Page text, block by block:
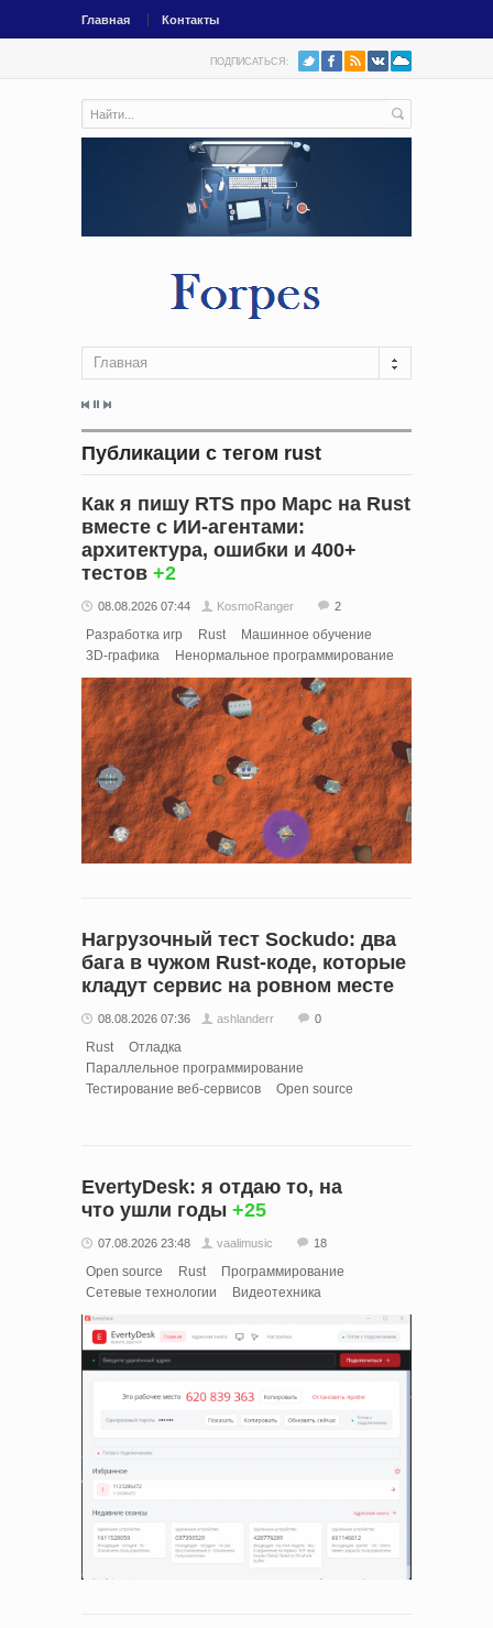
Главная Контакты
ПОДПИСАТЬСЯ:
Главная
Публикации с тегом rust
Как я пишу RTS про Марс на Rust
вместе с ИИ-агентами:
архитектура, ошибки и 400+
тестов +2
08.08.2026 07:44 KosmoRanger 2
Разработка игр Rust
Машинное обучение
3D-графика
Ненормальное программирование
Нагрузочный тест Sockudo: два
бага в чужом Rust‑коде, которые
кладут сервис на ровном месте
08.08.2026 07:36 ashlanderr 0
Rust
Отладка
Параллельное программирование
Тестирование веб-сервисов
Open source
EvertyDesk: я отдаю то, на
что ушли годы +25
07.08.2026 23:48 vaalimusic 18
Open source Rust
Программирование
Сетевые технологии
Видеотехника